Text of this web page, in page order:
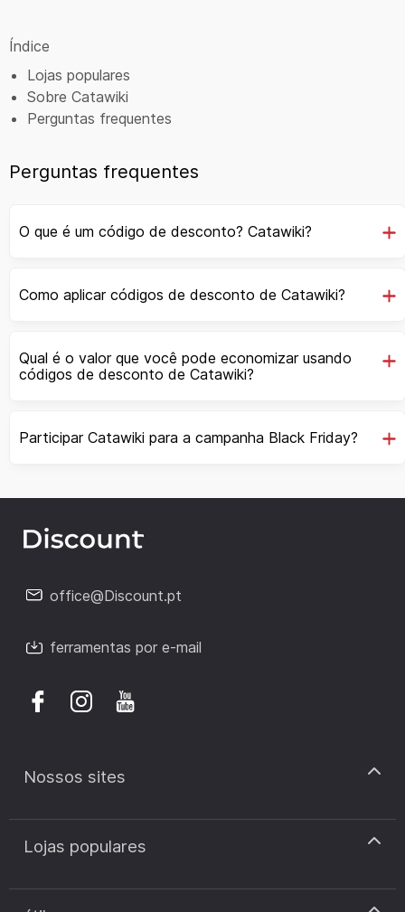
Índice
Lojas populares
Sobre Catawiki
Perguntas frequentes
Perguntas frequentes
O que é um código de desconto? Catawiki?
Como aplicar códigos de desconto de Catawiki?
Qual é o valor que você pode economizar usando
códigos de desconto de Catawiki?
Participar Catawiki para a campanha Black Friday?
office@Discount.pt
ferramentas por e-mail
Nossos sites
discount.pt
discount.sk
Lojas populares
Cupão de desconto Zooplus